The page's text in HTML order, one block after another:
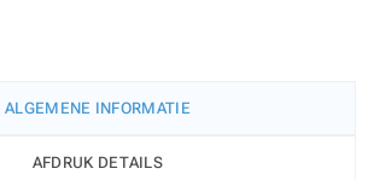
ALGEMENE INFORMATIE
AFDRUK DETAILS